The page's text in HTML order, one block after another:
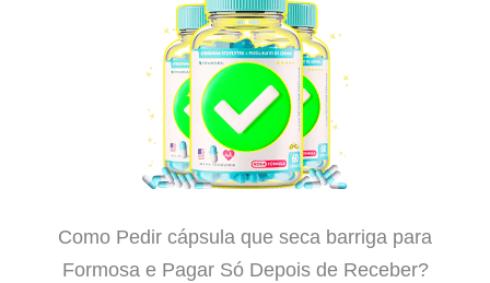
Como Pedir cápsula que seca barriga para
Formosa e Pagar Só Depois de Receber?